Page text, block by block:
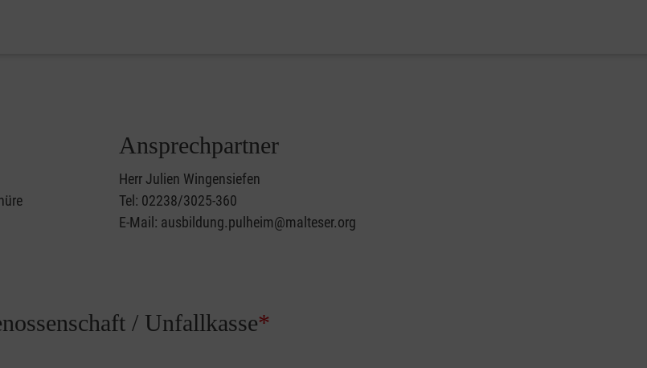
Ansprechpartner
Herr Julien Wingensiefen
Tel: 02238/3025-360
E-Mail: ausbildung.pulheim@malteser.org
/ Unfallkasse*